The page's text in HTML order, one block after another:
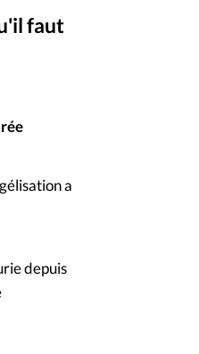
faut
a
depuis